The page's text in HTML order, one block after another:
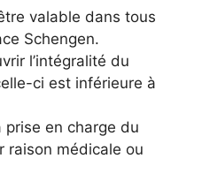
valable dans tous
Schengen.
l’intégralité du
ci est inférieure à
prise en charge du
raison médicale ou